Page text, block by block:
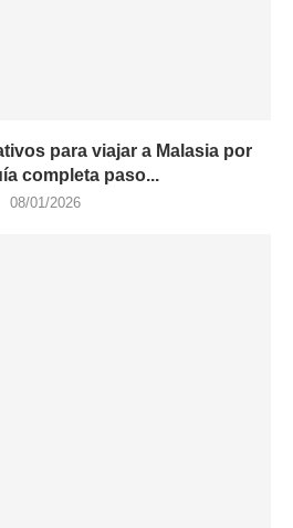
para viajar a Malasia por
completa paso...
08/01/2026